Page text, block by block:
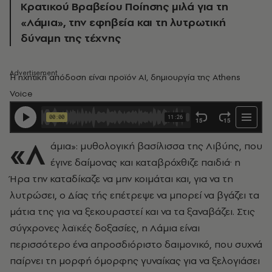
Κρατικού Βραβείου Ποίησης μιλά για τη
«Λάμια», την εφηβεία και τη λυτρωτική
δύναμη της τέχνης
Η ηχητική απόδοση είναι προϊόν AI, δημιουργία της Athens
Voice
«Λ άμια»: μυθολογική βασίλισσα της Λιβύης, που
έγινε δαίμονας και καταβρόχθιζε παιδιά· η
Ήρα την καταδίκαζε να μην κοιμάται και, για να τη
λυτρώσει, ο Δίας τής επέτρεψε να μπορεί να βγάζει τα
μάτια της για να ξεκουραστεί και να τα ξαναβάζει. Στις
σύγχρονες λαϊκές δοξασίες, η Λάμια είναι
περισσότερο ένα απροσδιόριστο δαιμονικό, που συχνά
παίρνει τη μορφή όμορφης γυναίκας για να ξελογιάσει